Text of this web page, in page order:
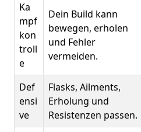
Ka
mpf
kon
troll
e
Dein Build kann
bewegen, erholen
und Fehler
vermeiden.
Def
ensi
ve
Flasks, Ailments,
Erholung und
Resistenzen passen.